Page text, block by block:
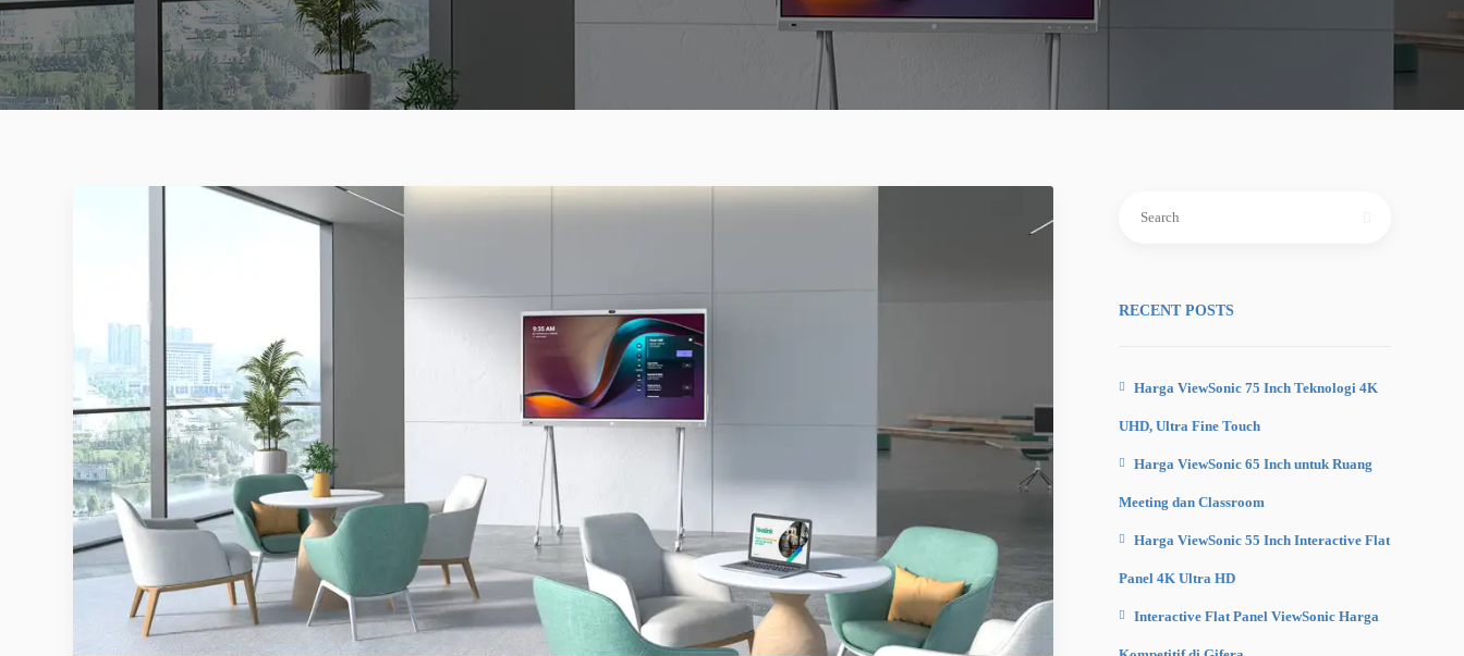
RECENT POSTS
Harga ViewSonic 75 Inch Teknologi 4K
UHD, Ultra Fine Touch
Harga ViewSonic 65 Inch untuk Ruang
Meeting dan Classroom
Harga ViewSonic 55 Inch Interactive Flat
Panel 4K Ultra HD
Interactive Flat Panel ViewSonic Harga